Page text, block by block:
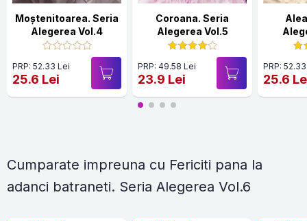
Moștenitoarea. Seria
Alegerea Vol.4
PRP: 52.33 Lei
25.6 Lei
Coroana. Seria
Alegerea Vol.5
PRP: 49.58 Lei
23.9 Lei
PRP:
25.6
Cumparate impreuna cu Fericiti pana la
adanci batraneti. Seria Alegerea Vol.6